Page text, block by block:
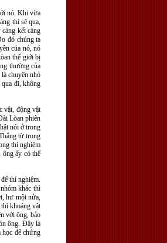
nó. Khi vừa
thì sẽ qua,
kết càng
đó chúng ta
của nó, nó
thế giới bị
thường của
chuyện nhỏ
qua đi, không
vật, động vật
Lòan phiên
nói ở trong
từ trong
thí nghiệm
ấy có thể
thí nghiệm.
khác thì
hư một nửa,
khoáng vật
với ông, bảo
ông. Đây là
để chứng